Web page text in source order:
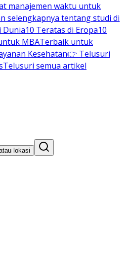
manajemen waktu untuk
selengkapnya tentang studi di
Dunia10 Teratas di Eropa10
MBATerbaik untuk
Kesehatan👉 Telusuri
Telusuri semua artikel
lokasi